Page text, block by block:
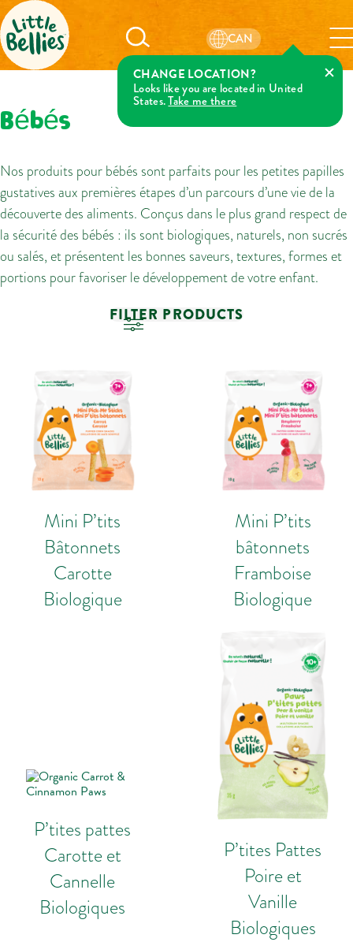
CAN
CHANGE LOCATION?
Looks like you are located in United
States.Take me there
Bébés
Nos produits pour bébés sont parfaits pour les petites papilles
gustatives aux premières étapes d’un parcours d’une vie de la
découverte des aliments. Conçus dans le plus grand respect de
la sécurité des bébés : ils sont biologiques, naturels, non sucrés
ou salés, et présentent les bonnes saveurs, textures, formes et
portions pour favoriser le développement de votre enfant.
FILTER PRODUCTS
Mini P’tits
Bâtonnets
Carotte
Biologique
Mini P’tits
bâtonnets
Framboise
Biologique
P’tites pattes
Carotte et
Cannelle
Biologiques
P’tites Pattes
Poire et
Vanille
Biologiques